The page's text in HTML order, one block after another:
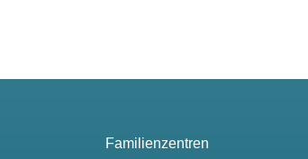
Familienzentren